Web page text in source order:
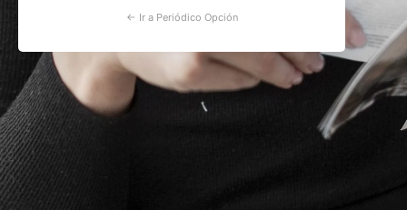
← Ir a Periódico Opción